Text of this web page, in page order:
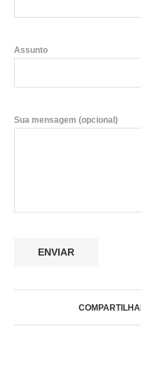
Assunto
Sua mensagem (opcional)